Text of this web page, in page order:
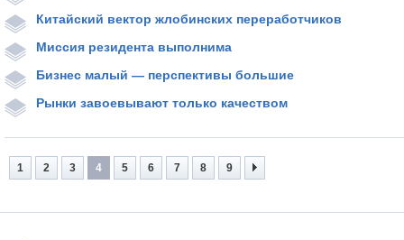
Китайский вектор жлобинских переработчиков
Миссия резидента выполнима
Бизнес малый — перспективы большие
Рынки завоевывают только качеством
1 2 3 4 5 6 7 8 9